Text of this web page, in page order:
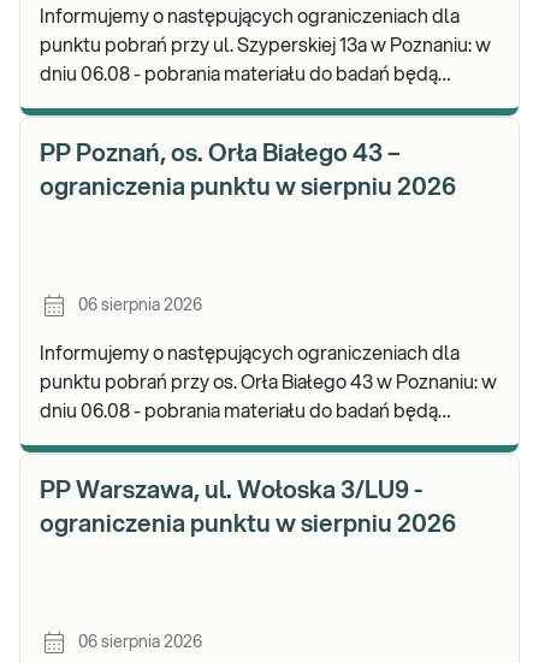
Informujemy o następujących ograniczeniach dla
punktu pobrań przy ul. Szyperskiej 13a w Poznaniu: w
dniu 06.08 - pobrania materiału do badań będą
PP Poznań, os. Orła Białego 43 –
ograniczenia punktu w sierpniu 2026
06 sierpnia 2026
Informujemy o następujących ograniczeniach dla
punktu pobrań przy os. Orła Białego 43 w Poznaniu: w
dniu 06.08 - pobrania materiału do badań będą
PP Warszawa, ul. Wołoska 3/LU9 -
ograniczenia punktu w sierpniu 2026
06 sierpnia 2026